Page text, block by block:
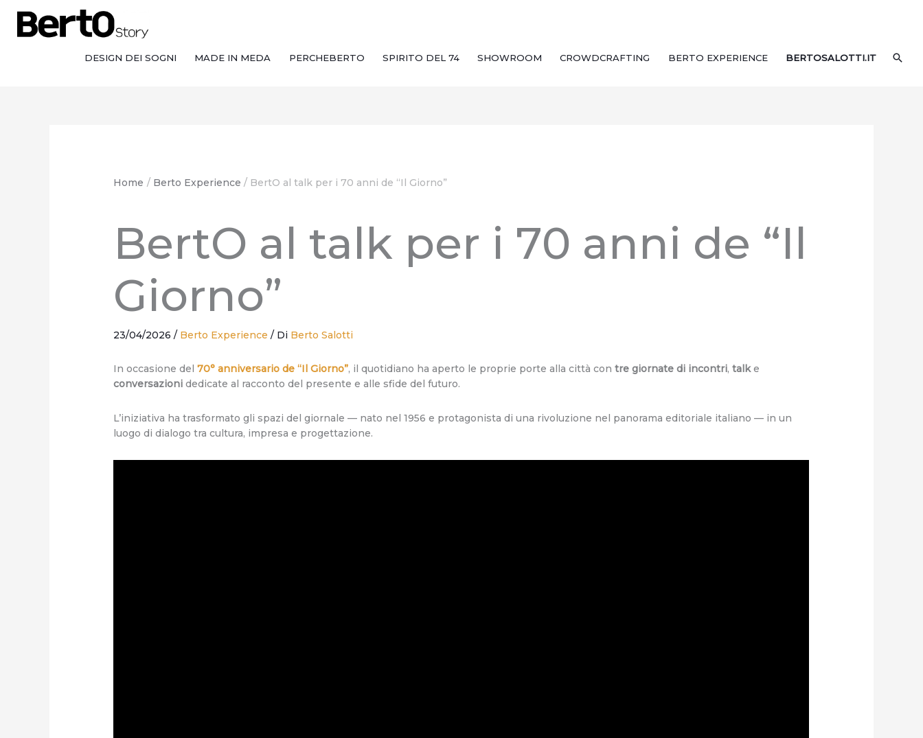
contenuto
navigazione
contenuto
DESIGN DEI SOGNI MADE IN MEDA PERCHEBERTO SPIRITO DEL 74 SHOWROOM CROWDCRAFTING BERTO EXPERIENCE BERTOSALOTTI.IT
Home Berto Experience BertO al talk per i 70 anni de “Il Giorno”
BertO al talk per i 70 anni de “Il
Giorno”
23/04/2026/ Berto Experience / Di Berto Salotti
In occasione del70° anniversario de “Il Giorno”, il quotidiano ha aperto le proprie porte alla città contre giornate di incontri,talke
conversazioni dedicate al racconto del presente e alle sfide del futuro.
L’iniziativa ha trasformato gli spazi del giornale — nato nel 1956 e protagonista di una rivoluzione nel panorama editoriale italiano — in un
luogo di dialogo tra cultura, impresa e progettazione.